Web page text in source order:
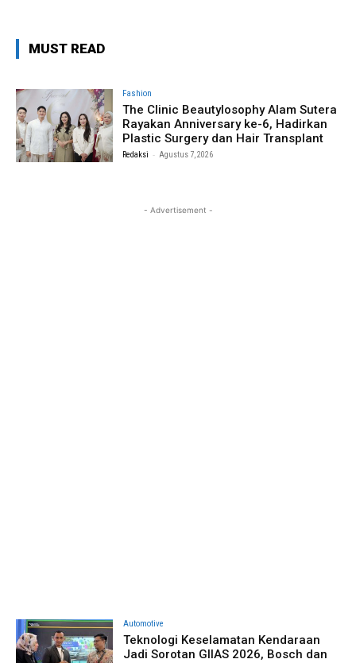
MUST READ
Fashion
The Clinic Beautylosophy Alam Sutera
Rayakan Anniversary ke-6, Hadirkan
Plastic Surgery dan Hair Transplant
Redaksi - Agustus 7, 2026
- Advertisement -
Automotive
Teknologi Keselamatan Kendaraan
Jadi Sorotan GIIAS 2026, Bosch dan